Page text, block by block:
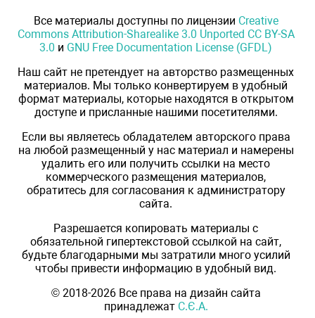
Все материалы доступны по лицензии Creative
Commons Attribution-Sharealike 3.0 Unported CC BY-SA
3.0 и GNU Free Documentation License (GFDL)
Наш сайт не претендует на авторство размещенных
материалов. Мы только конвертируем в удобный
формат материалы, которые находятся в открытом
доступе и присланные нашими посетителями.
Если вы являетесь обладателем авторского права
на любой размещенный у нас материал и намерены
удалить его или получить ссылки на место
коммерческого размещения материалов,
обратитесь для согласования к администратору
сайта.
Разрешается копировать материалы с
обязательной гипертекстовой ссылкой на сайт,
будьте благодарными мы затратили много усилий
чтобы привести информацию в удобный вид.
© 2018-2026 Все права на дизайн сайта
принадлежат С.Є.А.